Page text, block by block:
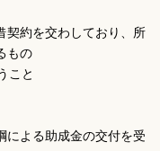
契約を交わしており、所
もの
こと
による助成金の交付を受